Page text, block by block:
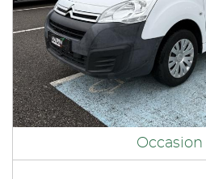
Occasion